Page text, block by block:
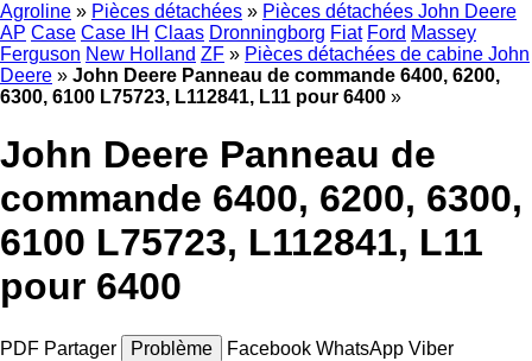
Agroline » Pièces détachées » Pièces détachées John Deere
AP Case Case IH Claas Dronningborg Fiat Ford Massey
Ferguson New Holland ZF » Pièces détachées de cabine John
Deere » John Deere Panneau de commande 6400, 6200,
6300, 6100 L75723, L112841, L11 pour 6400 »
John Deere Panneau de
commande 6400, 6200, 6300,
6100 L75723, L112841, L11
pour 6400
PDF Partager Problème Facebook WhatsApp Viber